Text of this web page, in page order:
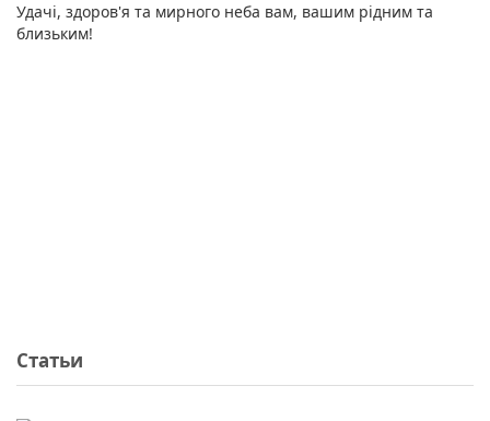
Удачі, здоров'я та мирного неба вам, вашим рідним та
близьким!
Статьи